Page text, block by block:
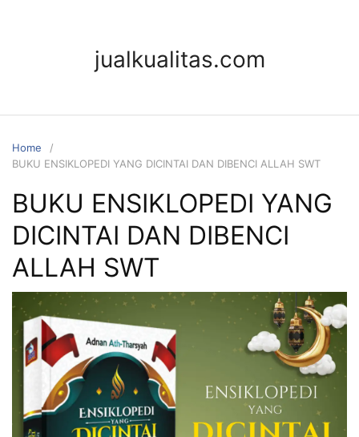
jualkualitas.com
Home
BUKU ENSIKLOPEDI YANG DICINTAI DAN DIBENCI ALLAH SWT
BUKU ENSIKLOPEDI YANG
DICINTAI DAN DIBENCI
ALLAH SWT